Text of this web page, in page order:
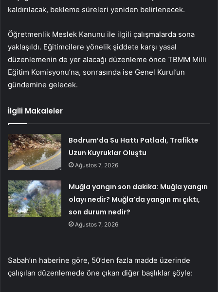
kaldırılacak, bekleme süreleri yeniden belirlenecek.
Öğretmenlik Meslek Kanunu ile ilgili çalışmalarda sona
yaklaşıldı. Eğitimcilere yönelik şiddete karşı yasal
düzenlemenin de yer alacağı düzenleme önce TBMM Milli
Eğitim Komisyonu’na, sonrasında ise Genel Kurul’un
gündemine gelecek.
İlgili Makaleler
Bodrum’da Su Hattı Patladı, Trafikte
Uzun Kuyruklar Oluştu
Ağustos 7, 2026
Muğla yangın son dakika: Muğla yangın
olayı nedir? Muğla’da yangın mı çıktı,
son durum nedir?
Ağustos 7, 2026
Sabah’ın haberine göre, 50’den fazla madde üzerinde
çalışılan düzenlemede öne çıkan diğer başlıklar şöyle: